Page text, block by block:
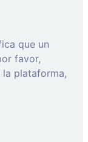
que un
favor,
plataforma,